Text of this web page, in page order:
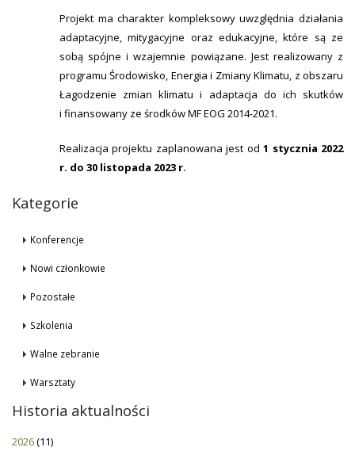
Projekt ma charakter kompleksowy uwzględnia działania
adaptacyjne, mitygacyjne oraz edukacyjne, które są ze
sobą spójne i wzajemnie powiązane. Jest realizowany z
programu Środowisko, Energia i Zmiany Klimatu, z obszaru
Łagodzenie zmian klimatu i adaptacja do ich skutków
i finansowany ze środków MF EOG 2014-2021.
Realizacja projektu zaplanowana jest od1 stycznia 2022
r. do 30 listopada 2023 r.
Kategorie
Konferencje
Nowi członkowie
Pozostałe
Szkolenia
Walne zebranie
Warsztaty
Historia aktualności
2026(11)